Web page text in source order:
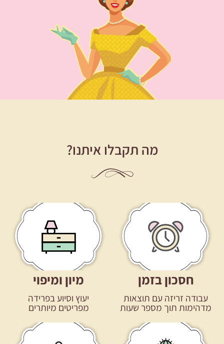
מה תקבלו איתנו?
חסכון בזמן
עבודה זריזה עם תוצאות
מדהימות תוך מספר שעות
מיון ומיפוי
יעוץ וסיוע בפרידה
מפריטים מיותרים